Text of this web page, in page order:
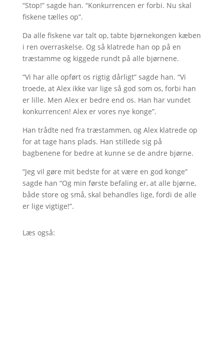
“Stop!” sagde han. “Konkurrencen er forbi. Nu skal
fiskene tælles op”.
Da alle fiskene var talt op, tabte bjørnekongen kæben
i ren overraskelse. Og så klatrede han op på en
træstamme og kiggede rundt på alle bjørnene.
“Vi har alle opført os rigtig dårligt” sagde han. “Vi
troede, at Alex ikke var lige så god som os, forbi han
er lille. Men Alex er bedre end os. Han har vundet
konkurrencen! Alex er vores nye konge”.
Han trådte ned fra træstammen, og Alex klatrede op
for at tage hans plads. Han stillede sig på
bagbenene for bedre at kunne se de andre bjørne.
“Jeg vil gøre mit bedste for at være en god konge”
sagde han “Og min første befaling er, at alle bjørne,
både store og små, skal behandles lige, fordi de alle
er lige vigtige!”.
Læs også: